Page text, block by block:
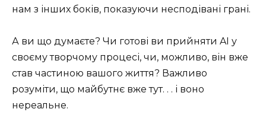
нам з інших боків, показуючи несподівані грані.
А ви що думаєте? Чи готові ви прийняти AI у
своєму творчому процесі, чи, можливо, він вже
став частиною вашого життя? Важливо
розуміти, що майбутнє вже тут. . . і воно
нереальне.